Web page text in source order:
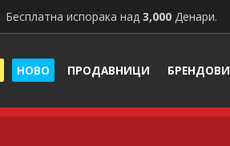
Бесплатна испорака над 3,000 Денари.
НОВО ПРОДАВНИЦИ БРЕНДОВИ